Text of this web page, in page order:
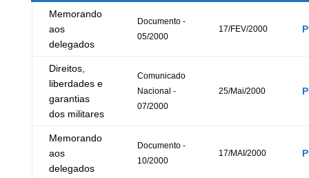
Memorando
aos
delegados
Documento -
05/2000
17/FEV/2000
Direitos,
liberdades e
garantias
dos militares
Comunicado
Nacional -
07/2000
25/Mai/2000
Memorando
aos
delegados
Documento -
10/2000
17/MAI/2000